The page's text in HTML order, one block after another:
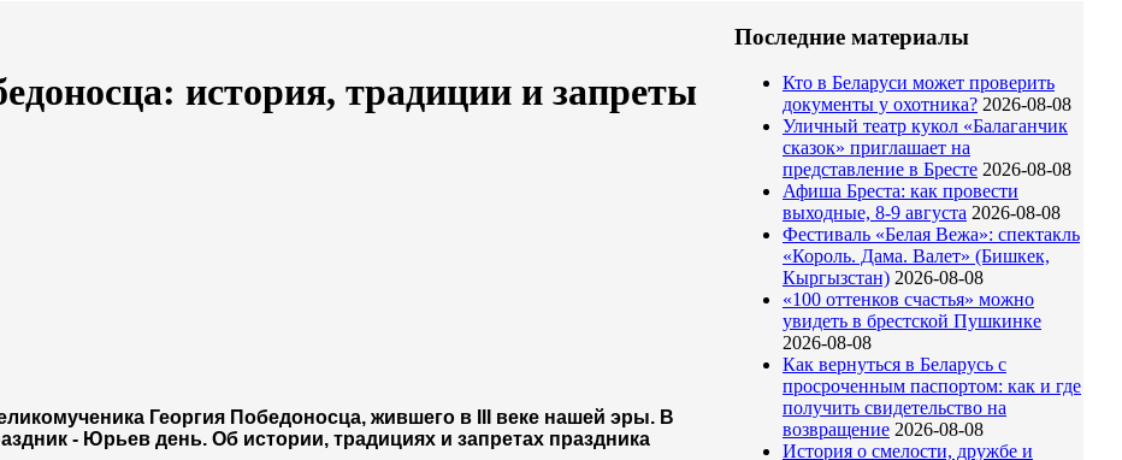
история, традиции и запреты
Георгия Победоносца, жившего в III веке нашей эры. В
- Юрьев день. Об истории, традициях и запретах праздника
Последние материалы
Кто в Беларуси может проверить
документы у охотника? 2026-08-08
Уличный театр кукол «Балаганчик
сказок» приглашает на
представление в Бресте 2026-08-08
Афиша Бреста: как провести
выходные, 8-9 августа 2026-08-08
Фестиваль «Белая Вежа»: спектакль
«Король. Дама. Валет» (Бишкек,
Кыргызстан) 2026-08-08
«100 оттенков счастья» можно
увидеть в брестской Пушкинке
2026-08-08
Как вернуться в Беларусь с
просроченным паспортом: как и где
получить свидетельство на
возвращение 2026-08-08
История о смелости, дружбе и